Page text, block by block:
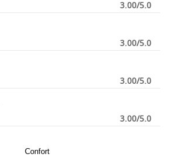
3.00/5.0
3.00/5.0
3.00/5.0
3.00/5.0
Confort